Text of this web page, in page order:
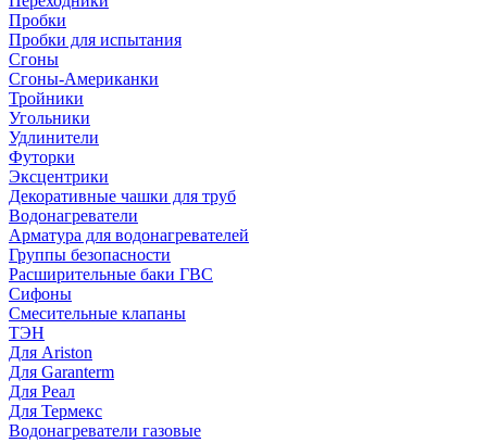
Пробки
Пробки для испытания
Сгоны
Сгоны-Американки
Тройники
Угольники
Удлинители
Футорки
Эксцентрики
Декоративные чашки для труб
Водонагреватели
Арматура для водонагревателей
Группы безопасности
Расширительные баки ГВС
Сифоны
Смесительные клапаны
ТЭН
Для Ariston
Для Garanterm
Для Реал
Для Термекс
Водонагреватели газовые